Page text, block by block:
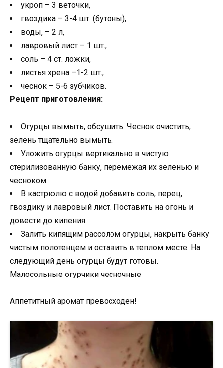
укроп – 3 веточки,
гвоздика – 3-4 шт. (бутоны),
воды, – 2 л,
лавровый лист – 1 шт.,
соль – 4 ст. ложки,
листья хрена –1-2 шт.,
чеснок – 5-6 зубчиков.
Рецепт приготовления:
Огурцы вымыть, обсушить. Чеснок очистить,
зелень тщательно вымыть.
Уложить огурцы вертикально в чистую
стерилизованную банку, перемежая их зеленью и
чесноком.
В кастрюлю с водой добавить соль, перец,
гвоздику и лавровый лист. Поставить на огонь и
довести до кипения.
Залить кипящим рассолом огурцы, накрыть банку
чистым полотенцем и оставить в теплом месте. На
следующий день огурцы будут готовы.
Малосольные огурчики чесночные
Аппетитный аромат превосходен!